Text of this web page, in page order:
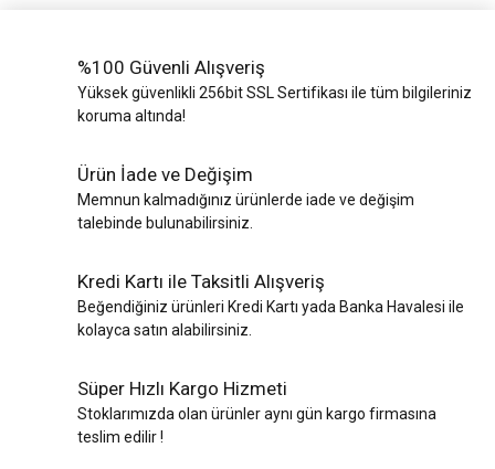
%100 Güvenli Alışveriş
Yüksek güvenlikli 256bit SSL Sertifikası ile tüm bilgileriniz
koruma altında!
Ürün İade ve Değişim
Memnun kalmadığınız ürünlerde iade ve değişim
talebinde bulunabilirsiniz.
Kredi Kartı ile Taksitli Alışveriş
Beğendiğiniz ürünleri Kredi Kartı yada Banka Havalesi ile
kolayca satın alabilirsiniz.
Süper Hızlı Kargo Hizmeti
Stoklarımızda olan ürünler aynı gün kargo firmasına
teslim edilir !